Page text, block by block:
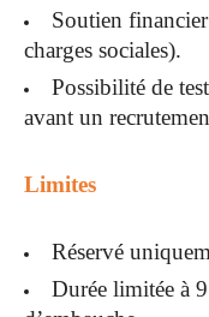
Soutien
charges sociales).
Possibilité de
avant un
Limites
Réservé
Durée limitée à